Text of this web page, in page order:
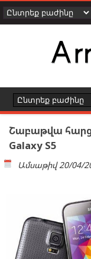
Շաբաթվա
Galaxy S5
Ամսաթիվ 20/04/